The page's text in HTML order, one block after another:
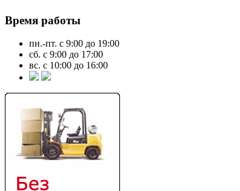
Время работы
пн.-пт. с 9:00 до 19:00
сб. с 9:00 до 17:00
вс. с 10:00 до 16:00